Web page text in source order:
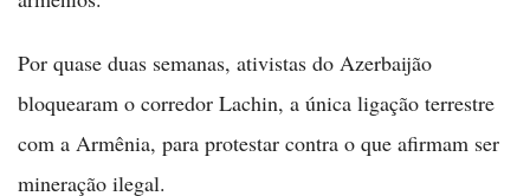
Por quase duas semanas, ativistas do Azerbaijão
bloquearam o corredor Lachin, a única ligação terrestre
com a Armênia, para protestar contra o que afirmam ser
mineração ilegal.